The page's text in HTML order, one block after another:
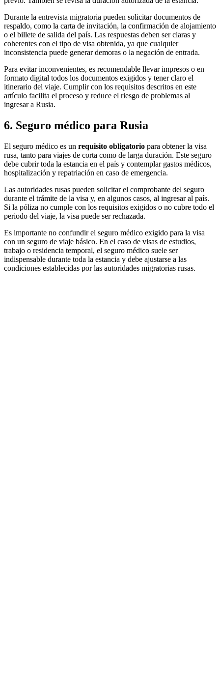
Durante la entrevista migratoria pueden solicitar documentos de
respaldo, como la carta de invitación, la confirmación de alojamiento
o el billete de salida del país. Las respuestas deben ser claras y
coherentes con el tipo de visa obtenida, ya que cualquier
inconsistencia puede generar demoras o la negación de entrada.
Para evitar inconvenientes, es recomendable llevar impresos o en
formato digital todos los documentos exigidos y tener claro el
itinerario del viaje. Cumplir con los requisitos descritos en este
artículo facilita el proceso y reduce el riesgo de problemas al
ingresar a Rusia.
6. Seguro médico para Rusia
El seguro médico es un requisito obligatorio para obtener la visa
rusa, tanto para viajes de corta como de larga duración. Este seguro
debe cubrir toda la estancia en el país y contemplar gastos médicos,
hospitalización y repatriación en caso de emergencia.
Las autoridades rusas pueden solicitar el comprobante del seguro
durante el trámite de la visa y, en algunos casos, al ingresar al país.
Si la póliza no cumple con los requisitos exigidos o no cubre todo el
periodo del viaje, la visa puede ser rechazada.
Es importante no confundir el seguro médico exigido para la visa
con un seguro de viaje básico. En el caso de visas de estudios,
trabajo o residencia temporal, el seguro médico suele ser
indispensable durante toda la estancia y debe ajustarse a las
condiciones establecidas por las autoridades migratorias rusas.